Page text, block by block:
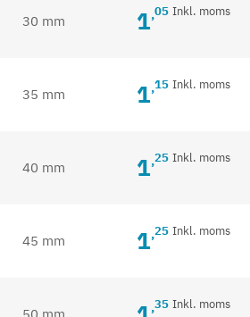
30 mm 1,05 Inkl. moms
35 mm 1,15 Inkl. moms
40 mm 1,25 Inkl. moms
45 mm 1,25 Inkl. moms
,35 Inkl. moms